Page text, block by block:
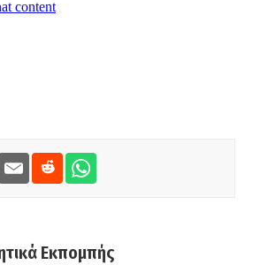
Εκπομπής